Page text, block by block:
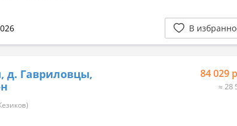
В
д. Гавриловцы,
84 029
≈ 28